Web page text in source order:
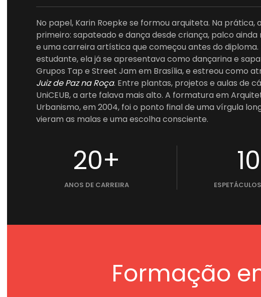
No papel, Karin Roepke se formou arquiteta. Na prática,
primeiro: sapateado e dança desde criança, palco ainda
e uma carreira artística que começou antes do diploma.
estudante, ela já se apresentava como dançarina e
Grupos Tap e Street Jam em Brasília, e estreou como
Juiz de Paz na Roça. Entre plantas, projetos e aulas de
UniCEUB, a arte falava mais alto. A formatura em
Urbanismo, em 2004, foi o ponto final de uma vírgula
vieram as malas e uma escolha consciente.
20+
ANOS DE CARREIRA
Formação